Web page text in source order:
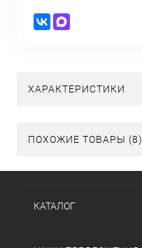
ХАРАКТЕРИСТИКИ
ПОХОЖИЕ ТОВАРЫ (8)
КАТАЛОГ